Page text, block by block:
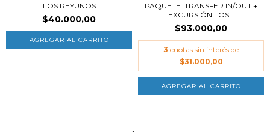
LOS REYUNOS
$40.000,00
AGREGAR AL CARRITO
PAQUETE: TRANSFER IN/OUT +
EXCURSIÓN LOS...
$93.000,00
3 cuotas sin interés de
$31.000,00
AGREGAR AL CARRITO